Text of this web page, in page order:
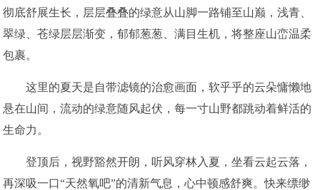
彻底舒展生长，层层叠叠的绿意从山脚一路铺至山巅，浅青、
翠绿、苍绿层层渐变，郁郁葱葱、满目生机，将整座山峦温柔
包裹。
这里的夏天是自带滤镜的治愈画面，软乎乎的云朵慵懒地
悬在山间，流动的绿意随风起伏，每一寸山野都跳动着鲜活的
生命力。
登顶后，视野豁然开朗，听风穿林入夏，坐看云起云落，
再深吸一口“天然氧吧”的清新气息，心中顿感舒爽。快来缥缈